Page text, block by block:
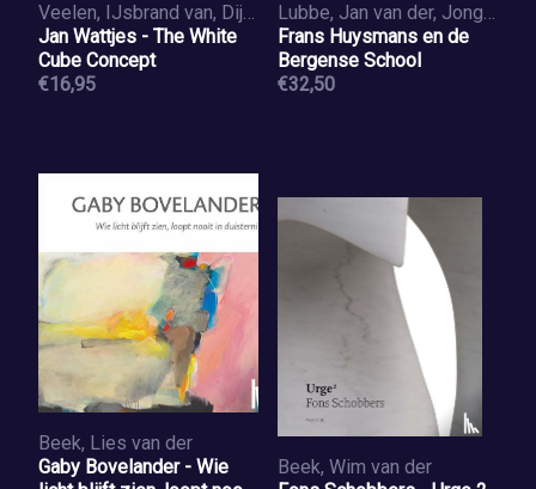
Veelen, IJsbrand van, Dijksterhuis, Edo, Pieters, Bertus, Beerman, Mirjam
Jan Wattjes - The White
Cube Concept
€16,95
Lubbe, Jan van der, Jongedijk, Margot
Frans Huysmans en de
Bergense School
€32,50
Beek, Lies van der
Gaby Bovelander - Wie
Beek, Wim van der